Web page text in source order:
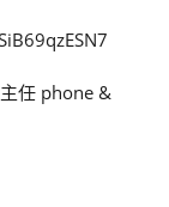
任 phone &